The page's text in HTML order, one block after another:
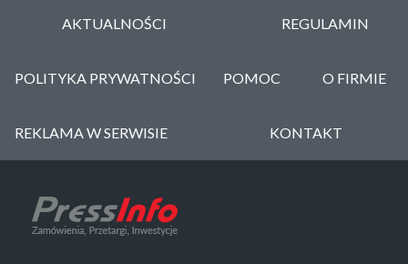
AKTUALNOŚCI REGULAMIN
POLITYKA PRYWATNOŚCI POMOC O FIRMIE
REKLAMA W SERWISIE KONTAKT